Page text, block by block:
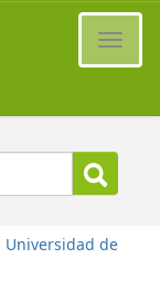
Universidad de